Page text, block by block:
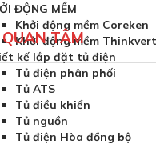
ĐỘNG MỀM
Khởi động mềm Coreken
Khởi động mềm Thinkvert
kế lắp đặt tủ điện
Tủ điện phân phối
Tủ ATS
Tủ điều khiển
Tủ nguồn
Tủ điện Hòa đồng bộ
TÂM